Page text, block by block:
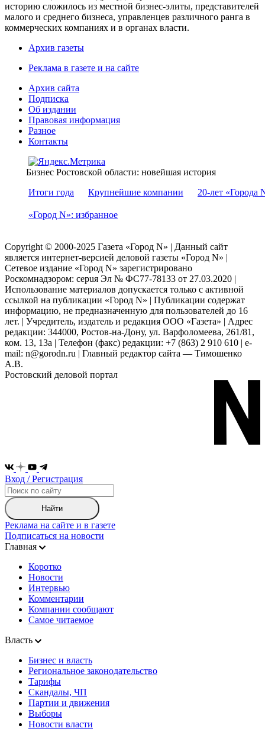
историю сложилось из местной бизнес-элиты, представителей
малого и среднего бизнеса, управленцев различного ранга в
коммерческих компаниях и в органах власти.
Архив газеты
Реклама в газете и на сайте
Архив сайта
Подписка
Об издании
Правовая информация
Разное
Контакты
Бизнес Ростовской области: новейшая история
Итоги года
Крупнейшие компании 20-лет «Города
«Город N»: избранное
Copyright © 2000-2025 Газета «Город N» | Данный сайт
является интернет-версией деловой газеты «Город N» |
Сетевое издание «Город N» зарегистрировано
Роскомнадзором: серuя Эл № ФС77-78133 от 27.03.2020 |
Использование материалов допускается только с активной
ссылкой на публикации «Город N» | Публикации содержат
информацию, не предназначенную для пользователей до 16
лет. | Учредитель, издатель и редакция ООО «Газета» | Адрес
редакции: 344000, Ростов-на-Дону, ул. Варфоломеева, 261/81,
ком. 13, 13а | Телефон (факс) редакции: +7 (863) 2 910 610 | e-
mail: n@gorodn.ru | Главный редактор сайта — Тимошенко
А.В.
Ростовский деловой портал
Вход / Регистрация
Найти
Реклама на сайте и в газете
Подписаться на новости
Главная
Коротко
Новости
Интервью
Комментарии
Компании сообщают
Самое читаемое
Власть
Бизнес и власть
Региональное законодательство
Тарифы
Скандалы, ЧП
Партии и движения
Выборы
Новости власти